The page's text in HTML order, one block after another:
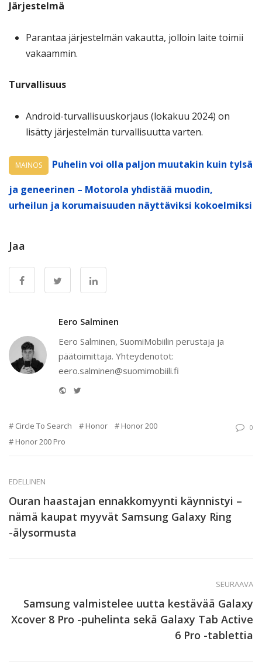
Järjestelmä
Parantaa järjestelmän vakautta, jolloin laite toimii
vakaammin.
Turvallisuus
Android-turvallisuuskorjaus (lokakuu 2024) on
lisätty järjestelmän turvallisuutta varten.
MAINOS
Puhelin voi olla paljon muutakin kuin tylsä
ja geneerinen – Motorola yhdistää muodin,
urheilun ja korumaisuuden näyttäviksi kokoelmiksi
Jaa
Eero Salminen
Eero Salminen, SuomiMobiilin perustaja ja
päätoimittaja. Yhteydenotot:
eero.salminen@suomimobiili.fi
Website
Circle To Search Honor
Honor 200
Honor 200 Pro
0
EDELLINEN
Ouran haastajan ennakkomyynti käynnistyi –
nämä kaupat myyvät Samsung Galaxy Ring
-älysormusta
SEURAAVA
Samsung valmistelee uutta kestävää Galaxy
Xcover 8 Pro -puhelinta sekä Galaxy Tab Active
6 Pro -tablettia